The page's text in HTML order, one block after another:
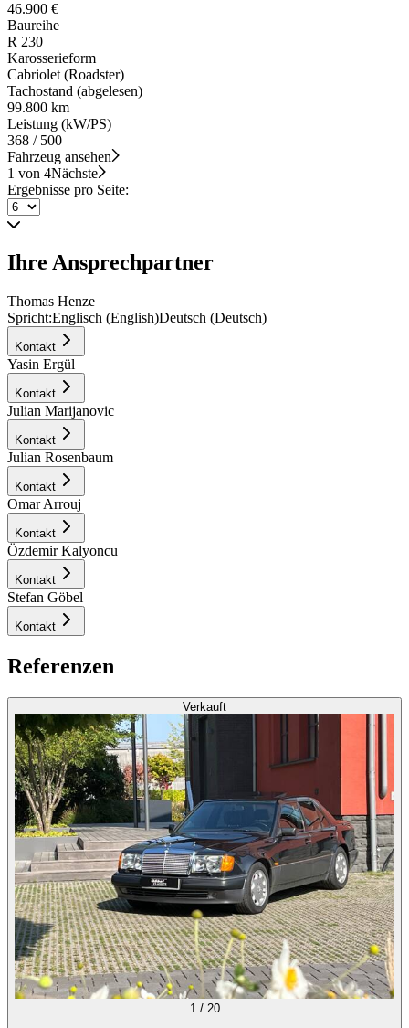
46.900 €
Baureihe
R 230
Karosserieform
Cabriolet (Roadster)
Tachostand (abgelesen)
99.800 km
Leistung (kW/PS)
368 / 500
Fahrzeug ansehen
1 von 4Nächste
Ergebnisse pro Seite:
Ihre Ansprechpartner
Thomas Henze
Spricht:Englisch (English)Deutsch (Deutsch)
Kontakt
Yasin Ergül
Kontakt
Julian Marijanovic
Kontakt
Julian Rosenbaum
Kontakt
Omar Arrouj
Kontakt
Özdemir Kalyoncu
Kontakt
Stefan Göbel
Kontakt
Referenzen
Verkauft
1 / 20